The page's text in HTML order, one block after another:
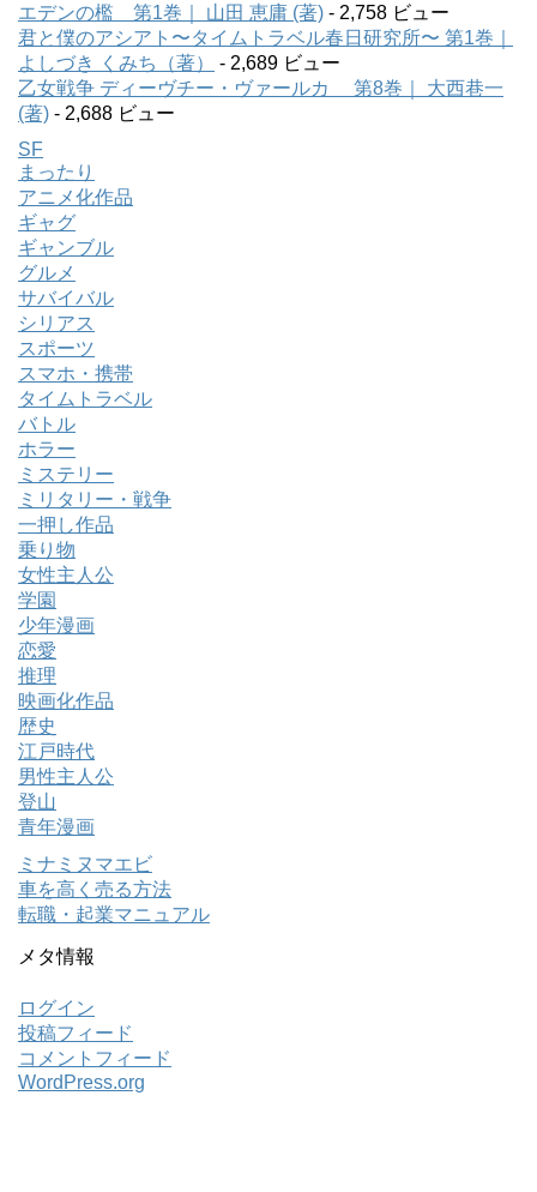
エデンの檻 第1巻｜ 山田 恵庸 (著) - 2,758 ビュー
君と僕のアシアト〜タイムトラベル春日研究所〜 第1巻｜
よしづき くみち（著）
- 2,689 ビュー
乙女戦争 ディーヴチー・ヴァールカ 第8巻｜ 大西巷一
(著) - 2,688 ビュー
SF
まったり
アニメ化作品
ギャグ
ギャンブル
グルメ
サバイバル
シリアス
スポーツ
スマホ・携帯
タイムトラベル
バトル
ホラー
ミステリー
ミリタリー・戦争
一押し作品
乗り物
女性主人公
学園
少年漫画
恋愛
推理
映画化作品
歴史
江戸時代
男性主人公
登山
青年漫画
ミナミヌマエビ
車を高く売る方法
転職・起業マニュアル
メタ情報
ログイン
投稿フィード
コメントフィード
WordPress.org